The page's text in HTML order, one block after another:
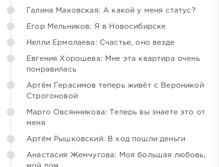
Галина Маковская: А какой у меня статус?
Егор Мельников: Я в Новосибирске
Нелли Ермолаева: Счастье, оно везде
Евгения Хорошева: Мне эта квартира очень
понравилась
Артём Герасимов теперь живёт с Вероникой
Строгоновой
Марго Овсянникова: Теперь вы знаете это от
меня
Артём Рышковский: В ход пошли деньги
Анастасия Жемчугова: Моя большая любовь,
мой дом